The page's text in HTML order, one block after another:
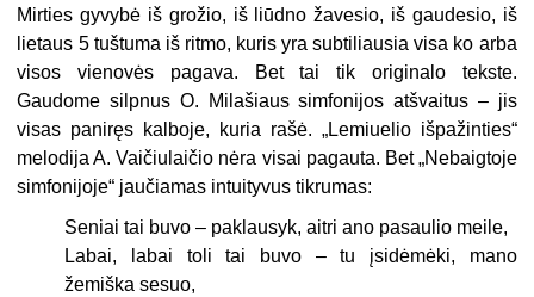
Mirties gyvybė iš grožio, iš liūdno žavesio, iš gaudesio, iš
lietaus 5 tuštuma iš ritmo, kuris yra subtiliausia visa ko arba
visos vienovės pagava. Bet tai tik originalo tekste.
Gaudome silpnus O. Milašiaus simfonijos atšvaitus – jis
visas pani­ręs kalboje, kuria rašė. „Lemiuelio išpažinties“
melodija A. Vaičiulaičio nėra visai pagauta. Bet „Nebaigtoje
simfonijoje“ jaučiamas intuityvus tikrumas:
Seniai tai buvo – paklausyk, aitri ano pasaulio meile,
Labai, labai toli tai buvo – tu įsidėmėki, mano
žemiška sesuo,